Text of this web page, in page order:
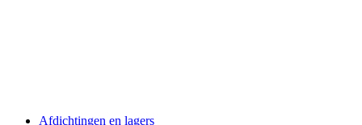
Afdichtingen en lagers